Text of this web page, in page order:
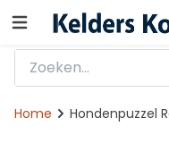
Home Hondenpuzzel